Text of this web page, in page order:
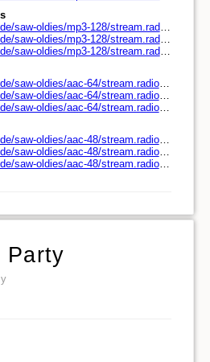
https://stream.radiosaw.de/saw-oldies/mp3-128/stream.radiosaw.de/
https://stream.radiosaw.de/saw-oldies/mp3-128/stream.radiosaw.de/play.pls
https://stream.radiosaw.de/saw-oldies/mp3-128/stream.radiosaw.de/play.m3u
https://stream.radiosaw.de/saw-oldies/aac-64/stream.radiosaw.de/
https://stream.radiosaw.de/saw-oldies/aac-64/stream.radiosaw.de/play.pls
https://stream.radiosaw.de/saw-oldies/aac-64/stream.radiosaw.de/play.m3u
https://stream.radiosaw.de/saw-oldies/aac-48/stream.radiosaw.de/
https://stream.radiosaw.de/saw-oldies/aac-48/stream.radiosaw.de/play.pls
https://stream.radiosaw.de/saw-oldies/aac-48/stream.radiosaw.de/play.m3u
Party